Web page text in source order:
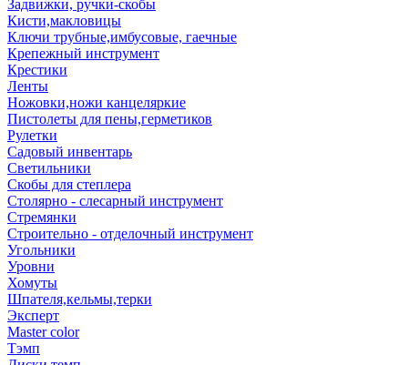
Задвижки, ручки-скобы
Кисти,макловицы
Ключи трубные,имбусовые, гаечные
Крепежный инструмент
Крестики
Ленты
Ножовки,ножи канцеляркие
Пистолеты для пены,герметиков
Рулетки
Садовый инвентарь
Светильники
Скобы для степлера
Столярно - слесарный инструмент
Стремянки
Строительно - отделочный инструмент
Угольники
Уровни
Хомуты
Шпателя,кельмы,терки
Эксперт
Master color
Тэмп